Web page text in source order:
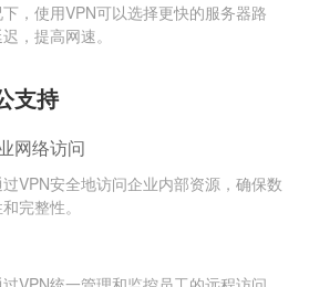
，使用VPN可以选择更快的服务器路
，提高网速。
支持
网络访问
VPN安全地访问企业内部资源，确保数
完整性。